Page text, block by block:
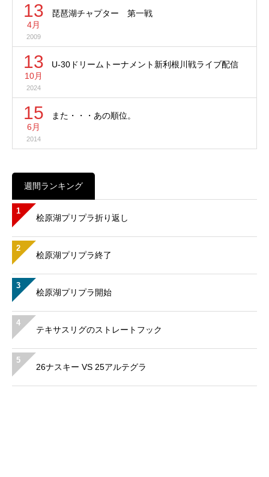
13
4月
2009
琵琶湖チャプター 第一戦
13
10月
2024
U-30ドリームトーナメント新利根川戦ライブ配信
15
6月
2014
また・・・あの順位。
週間ランキング
1
桧原湖プリプラ折り返し
2
桧原湖プリプラ終了
3
桧原湖プリプラ開始
4
テキサスリグのストレートフック
5
26ナスキー VS 25アルテグラ